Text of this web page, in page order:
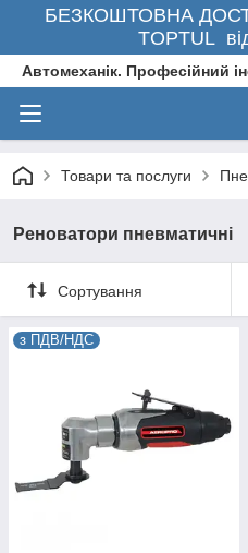
БЕЗКОШТОВНА
TOPTUL
Автомеханік. Професійний
Товари та послуги
Реноватори пневматичні
Сортування
з ПДВ/НДС